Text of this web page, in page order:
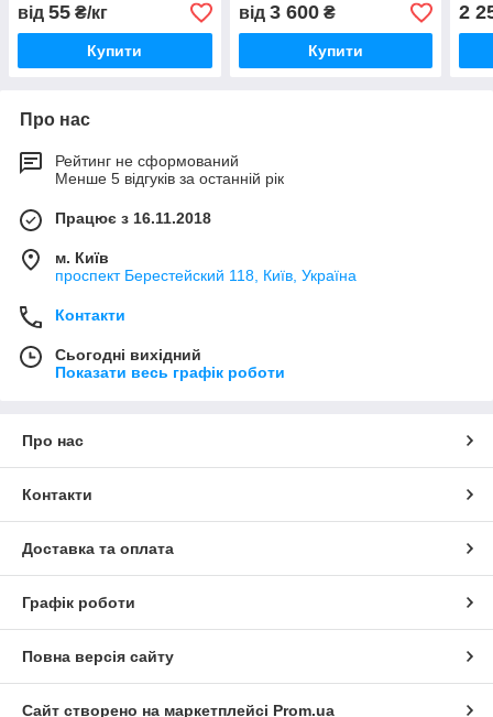
від 55 ₴/кг
Купити
від 3 600₴
Купити
2
Про нас
Рейтинг не сформований
Менше 5 відгуків за останній рік
Працює з 16.11.2018
м. Київ
проспект Берестейский 118, Київ, Україна
Контакти
Сьогодні вихідний
Показати весь графік роботи
Про нас
Контакти
Доставка та оплата
Графік роботи
Повна версія сайту
Сайт створено на маркетплейсі Prom.ua